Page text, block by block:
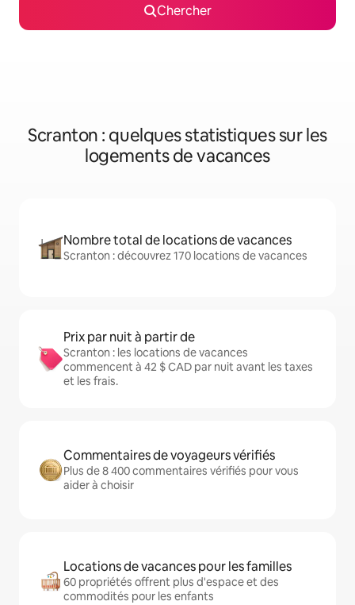
Chercher
Scranton : quelques statistiques sur les
logements de vacances
Nombre total de locations de vacances
Scranton : découvrez 170 locations de vacances
Prix par nuit à partir de
Scranton : les locations de vacances
commencent à 42 $ CAD par nuit avant les taxes
et les frais.
Commentaires de voyageurs vérifiés
Plus de 8 400 commentaires vérifiés pour vous
aider à choisir
Locations de vacances pour les familles
60 propriétés offrent plus d'espace et des
commodités pour les enfants